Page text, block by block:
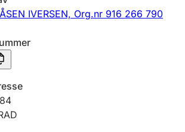
IVERSEN, Org.nr 916 266 790